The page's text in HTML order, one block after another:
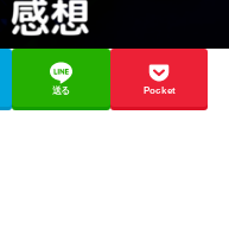
送る Pocket